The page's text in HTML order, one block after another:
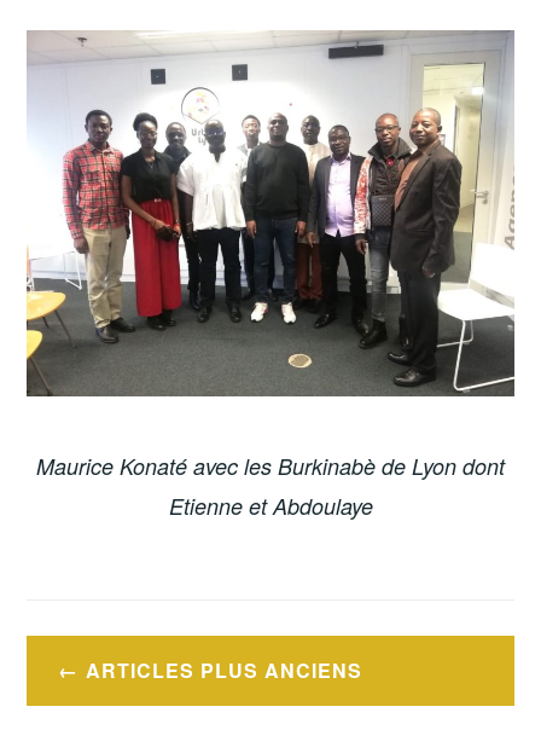
Maurice Konaté avec les Burkinabè de Lyon dont
Etienne et Abdoulaye
Navigation
des
ARTICLES PLUS ANCIENS